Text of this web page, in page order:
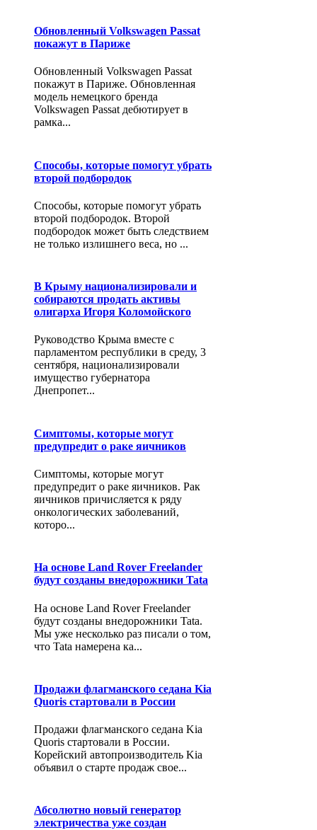
Обновленный Volkswagen Passat
покажут в Париже
Обновленный Volkswagen Passat
покажут в Париже. Обновленная
модель немецкого бренда
Volkswagen Passat дебютирует в
рамка...
Способы, которые помогут убрать
второй подбородок
Способы, которые помогут убрать
второй подбородок. Второй
подбородок может быть следствием
не только излишнего веса, но ...
В Крыму национализировали и
собираются продать активы
олигарха Игоря Коломойского
Руководство Крыма вместе с
парламентом республики в среду, 3
сентября, национализировали
имущество губернатора
Днепропет...
Симптомы, которые могут
предупредит о раке яичников
Симптомы, которые могут
предупредит о раке яичников. Рак
яичников причисляется к ряду
онкологических заболеваний,
которо...
На основе Land Rover Freelander
будут созданы внедорожники Tata
На основе Land Rover Freelander
будут созданы внедорожники Tata.
Мы уже несколько раз писали о том,
что Tata намерена ка...
Продажи флагманского седана Kia
Quoris стартовали в России
Продажи флагманского седана Kia
Quoris стартовали в России.
Корейский автопроизводитель Kia
объявил о старте продаж свое...
Абсолютно новый генератор
электричества уже создан